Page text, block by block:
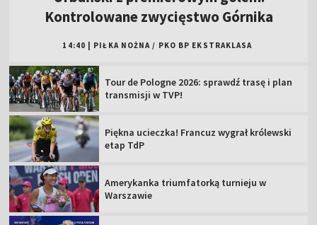
Kontrolowane zwycięstwo Górnika
14:40 | PIŁKA NOŻNA / PKO BP EKSTRAKLASA
Tour de Pologne 2026: sprawdź trasę i plan
transmisji w TVP!
Piękna ucieczka! Francuz wygrał królewski
etap TdP
Amerykanka triumfatorką turnieju w
Warszawie